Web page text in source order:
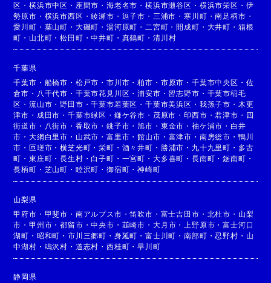
区 ・横浜市中区 ・ 座間市 ・海老名市 ・横浜市瀬谷区 ・ 横浜市栄区 ・ 伊
勢原市 ・ 横浜市西区 ・綾瀬市 ・ 逗子市 ・ 三浦市 ・寒川町 ・南足柄市 ・
愛川町 ・ 葉山町 ・ 大磯町 ・湯河原町 ・ 二宮町 ・開成町 ・ 大井町 ・ 箱根
町 ・ 山北町 ・松田町 ・中井町 ・ 真鶴町 ・ 清川村
千葉県
千葉市 ・ 船橋市 ・ 松戸市 ・市川市 ・柏市 ・ 市原市 ・ 千葉市中央区 ・ 佐
倉市 ・ 八千代市 ・ 千葉市花見川区 ・浦安市 ・習志野市 ・ 千葉市稲毛
区 ・流山市 ・野田市 ・千葉市若葉区 ・千葉市美浜区 ・ 我孫子市 ・ 木更
津市 ・ 成田市 ・千葉市緑区 ・ 鎌ケ谷市 ・ 茂原市 ・印西市 ・君津市 ・ 四
街道市 ・ 八街市 ・ 香取市 ・銚子市 ・旭市 ・ 東金市 ・ 袖ケ浦市 ・ 白井
市 ・大網白里市 ・ 山武市 ・富里市 ・館山市 ・ 富津市 ・ 南房総市 ・ 鴨川
市 ・匝瑳市 ・横芝光町 ・栄町 ・ 酒々井町 ・ 勝浦市 ・ 九十九里町 ・ 多古
町 ・東庄町 ・長生村 ・ 白子町 ・ 一宮町 ・ 大多喜町 ・ 長南町 ・鋸南町 ・
長柄町 ・ 芝山町 ・ 睦沢町 ・御宿町 ・神崎町
山梨県
甲府市 ・ 甲斐市 ・ 南アルプス市 ・笛吹市 ・ 富士吉田市 ・ 北杜市 ・ 山梨
市 ・甲州市 ・都留市 ・中央市 ・ 韮崎市 ・ 大月市 ・ 上野原市 ・富士河口
湖町 ・ 昭和町 ・市川三郷町 ・ 身延町 ・富士川町 ・南部町 ・忍野村 ・ 山
中湖村 ・ 鳴沢村 ・ 道志村 ・西桂町 ・早川町
静岡県